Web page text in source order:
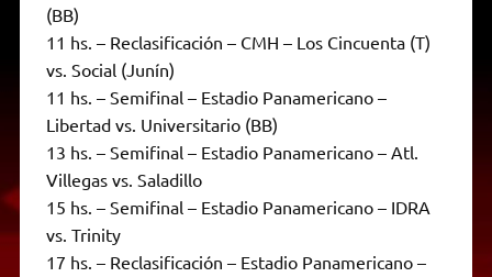
(BB)
11 hs. – Reclasificación – CMH – Los Cincuenta (T)
vs. Social (Junín)
11 hs. – Semifinal – Estadio Panamericano –
Libertad vs. Universitario (BB)
13 hs. – Semifinal – Estadio Panamericano – Atl.
Villegas vs. Saladillo
15 hs. – Semifinal – Estadio Panamericano – IDRA
vs. Trinity
17 hs. – Reclasificación – Estadio Panamericano –